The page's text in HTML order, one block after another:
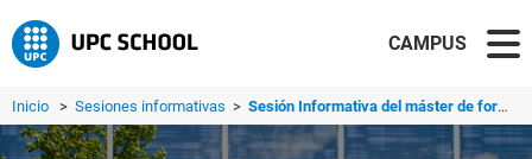
CAMPUS
Inicio > Sesiones informativas > Sesión Informativa del máster de formación permanente en ...